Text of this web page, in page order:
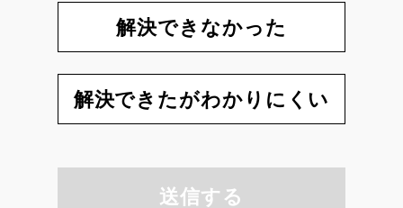
解決できなかった
解決できたがわかりにくい
送信する